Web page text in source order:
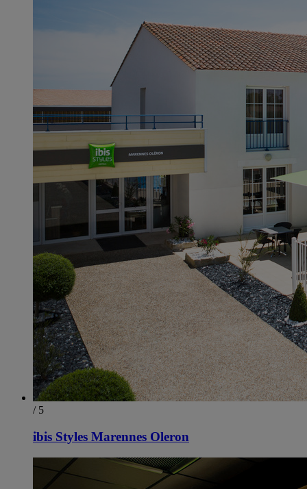
/ 5
ibis Styles Marennes Oleron